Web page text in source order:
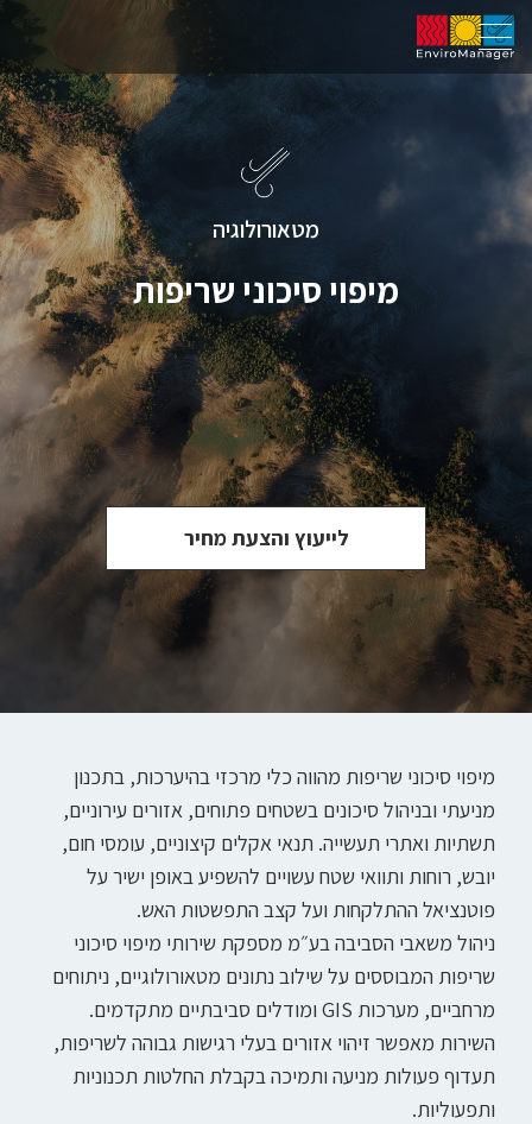
מטאורולוגיה
מיפוי סיכוני שריפות
לייעוץ והצעת מחיר
מיפוי סיכוני שריפות מהווה כלי מרכזי בהיערכות, בתכנון
מניעתי ובניהול סיכונים בשטחים פתוחים, אזורים עירוניים,
תשתיות ואתרי תעשייה. תנאי אקלים קיצוניים, עומסי חום,
יובש, רוחות ותוואי שטח עשויים להשפיע באופן ישיר על
פוטנציאל ההתלקחות ועל קצב התפשטות האש.
ניהול משאבי הסביבה בע״מ מספקת שירותי מיפוי סיכוני
שריפות המבוססים על שילוב נתונים מטאורולוגיים, ניתוחים
מרחביים, מערכות GIS ומודלים סביבתיים מתקדמים.
השירות מאפשר זיהוי אזורים בעלי רגישות גבוהה לשריפות,
תעדוף פעולות מניעה ותמיכה בקבלת החלטות תכנוניות
ותפעוליות.